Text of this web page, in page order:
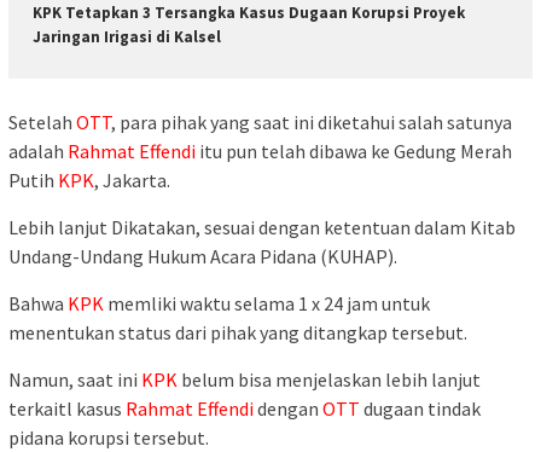
KPK Tetapkan 3 Tersangka Kasus Dugaan Korupsi Proyek
Jaringan Irigasi di Kalsel
Setelah OTT, para pihak yang saat ini diketahui salah satunya
adalah Rahmat Effendi itu pun telah dibawa ke Gedung Merah
Putih KPK, Jakarta.
Lebih lanjut Dikatakan, sesuai dengan ketentuan dalam Kitab
Undang-Undang Hukum Acara Pidana (KUHAP).
Bahwa KPK memliki waktu selama 1 x 24 jam untuk
menentukan status dari pihak yang ditangkap tersebut.
Namun, saat ini KPK belum bisa menjelaskan lebih lanjut
terkaitl kasus Rahmat Effendidengan OTT dugaan tindak
pidana korupsi tersebut.